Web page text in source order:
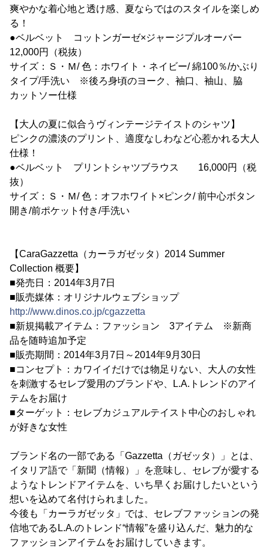
爽やかな着心地と透け感、夏ならではのスタイルを楽しめ
る！
●ベルベット コットンガーゼ×ジャージプルオーバー
12,000円（税抜）
サイズ：Ｓ・Ｍ/ 色：ホワイト・ネイビー/ 綿100％/かぶり
タイプ/手洗い ※後ろ身頃のヨーク、袖口、袖山、脇
カットソー仕様
【大人の夏に似合うヴィンテージテイストのシャツ】
ピンクの濃淡のプリント、適度なしわなど心惹かれる大人
仕様！
●ベルベット プリントシャツブラウス 16,000円（税
抜）
サイズ：Ｓ・Ｍ/ 色：オフホワイト×ピンク/ 前中心ボタン
開き/前ポケット付き/手洗い
【CaraGazzetta（カーラガゼッタ）2014 Summer
Collection 概要】
■発売日：2014年3月7日
■販売媒体：オリジナルウェブショップ
http://www.dinos.co.jp/cgazzetta
■新規掲載アイテム：ファッション 3アイテム ※新商
品を随時追加予定
■販売期間：2014年3月7日～2014年9月30日
■コンセプト：カワイイだけでは物足りない、大人の女性
を刺激するセレブ愛用のブランドや、L.A.トレンドのアイ
テムをお届け
■ターゲット：セレブカジュアルテイスト中心のおしゃれ
が好きな女性
ブランド名の一部である「Gazzetta（ガゼッタ）」とは、
イタリア語で「新聞（情報）」を意味し、セレブが愛する
ようなトレンドアイテムを、いち早くお届けしたいという
想いを込めて名付けられました。
今後も「カーラガゼッタ」では、セレブファッションの発
信地であるL.A.のトレンド“情報”を盛り込んだ、魅力的な
ファッションアイテムをお届けしていきます。